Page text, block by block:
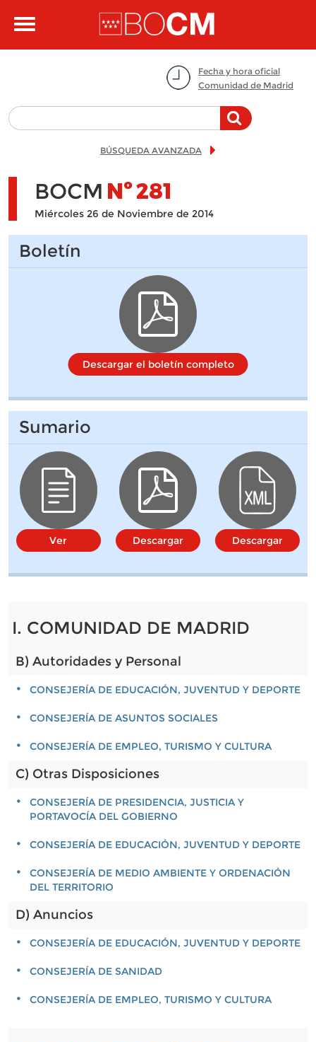
Toggle
Fecha y hora oficial
Comunidad de Madrid
BÚSQUEDA AVANZADA
BOCM Nº281
Miércoles 26 de Noviembre de 2014
Boletín
Descargar el boletín completo
Sumario
Ver Descargar Descargar
I. COMUNIDAD DE MADRID
B) Autoridades y Personal
CONSEJERÍA DE EDUCACIÓN, JUVENTUD Y DEPORTE
CONSEJERÍA DE ASUNTOS SOCIALES
CONSEJERÍA DE EMPLEO, TURISMO Y CULTURA
C) Otras Disposiciones
CONSEJERÍA DE PRESIDENCIA, JUSTICIA Y
PORTAVOCÍA DEL GOBIERNO
CONSEJERÍA DE EDUCACIÓN, JUVENTUD Y DEPORTE
CONSEJERÍA DE MEDIO AMBIENTE Y ORDENACIÓN
DEL TERRITORIO
D) Anuncios
CONSEJERÍA DE EDUCACIÓN, JUVENTUD Y DEPORTE
CONSEJERÍA DE SANIDAD
CONSEJERÍA DE EMPLEO, TURISMO Y CULTURA